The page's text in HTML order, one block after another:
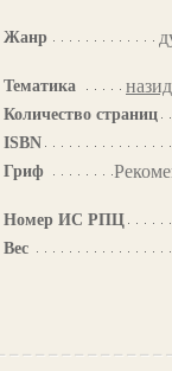
Жанр
Тематика
Количество страниц
ISBN
Гриф
Номер ИС РПЦ
Вес